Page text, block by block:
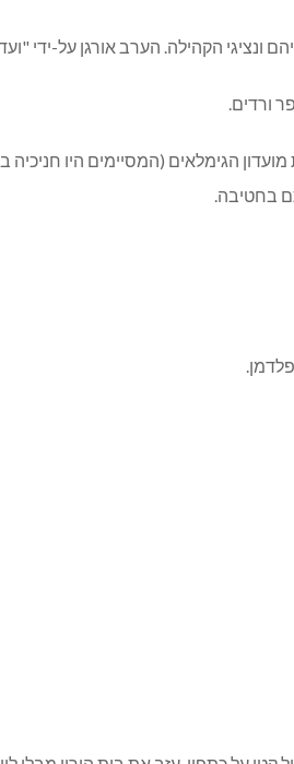
ורדים.
הגימלאים (המסיימים היו
בחטיבה.